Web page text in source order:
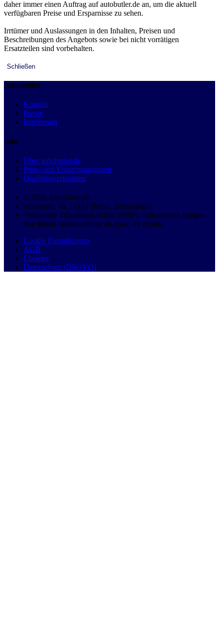
daher immer einen Auftrag auf autobutler.de an, um die aktuell
verfügbaren Preise und Ersparnisse zu sehen.
Irrtümer und Auslassungen in den Inhalten, Preisen und
Beschreibungen des Angebots sowie bei nicht vorrätigen
Ersatzteilen sind vorbehalten.
Schließen
Autobutler
Kontakt
Presse
Impressum
Info
Über autobutler.de
Preis- und Ersparnisangaben
Qualitätswerkstätten
© 2026 Autobutler.de
Mühlenstr. 8a, 14167 Berlin, Deutschland
*Nationale Teilnehmer-Rufnr. (VoIP), Anrufkosten hängen
von Ihrem Telefonvertrag ab, max. 49 ct/min.
Cookie Einstellungen
AGB
Cookies
Datenschutz (DSGVO)